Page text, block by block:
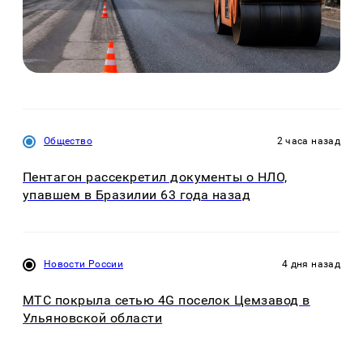
Общество 2 часа назад
Пентагон рассекретил документы о НЛО,
упавшем в Бразилии 63 года назад
Новости России 4 дня назад
МТС покрыла сетью 4G поселок Цемзавод в
Ульяновской области